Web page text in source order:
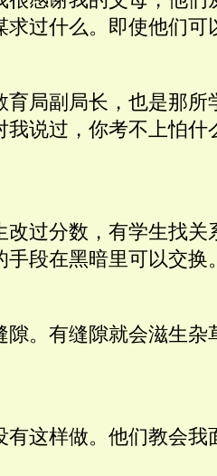
求过什么。即使他们可
育局副局长，也是那所
我说过，你考不上怕什
改过分数，有学生找关
手段在黑暗里可以交换
隙。有缝隙就会滋生杂
有这样做。他们教会我